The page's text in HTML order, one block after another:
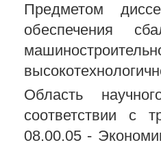
Предметом
обеспечения
Область
соответствии с
08.00.05 -